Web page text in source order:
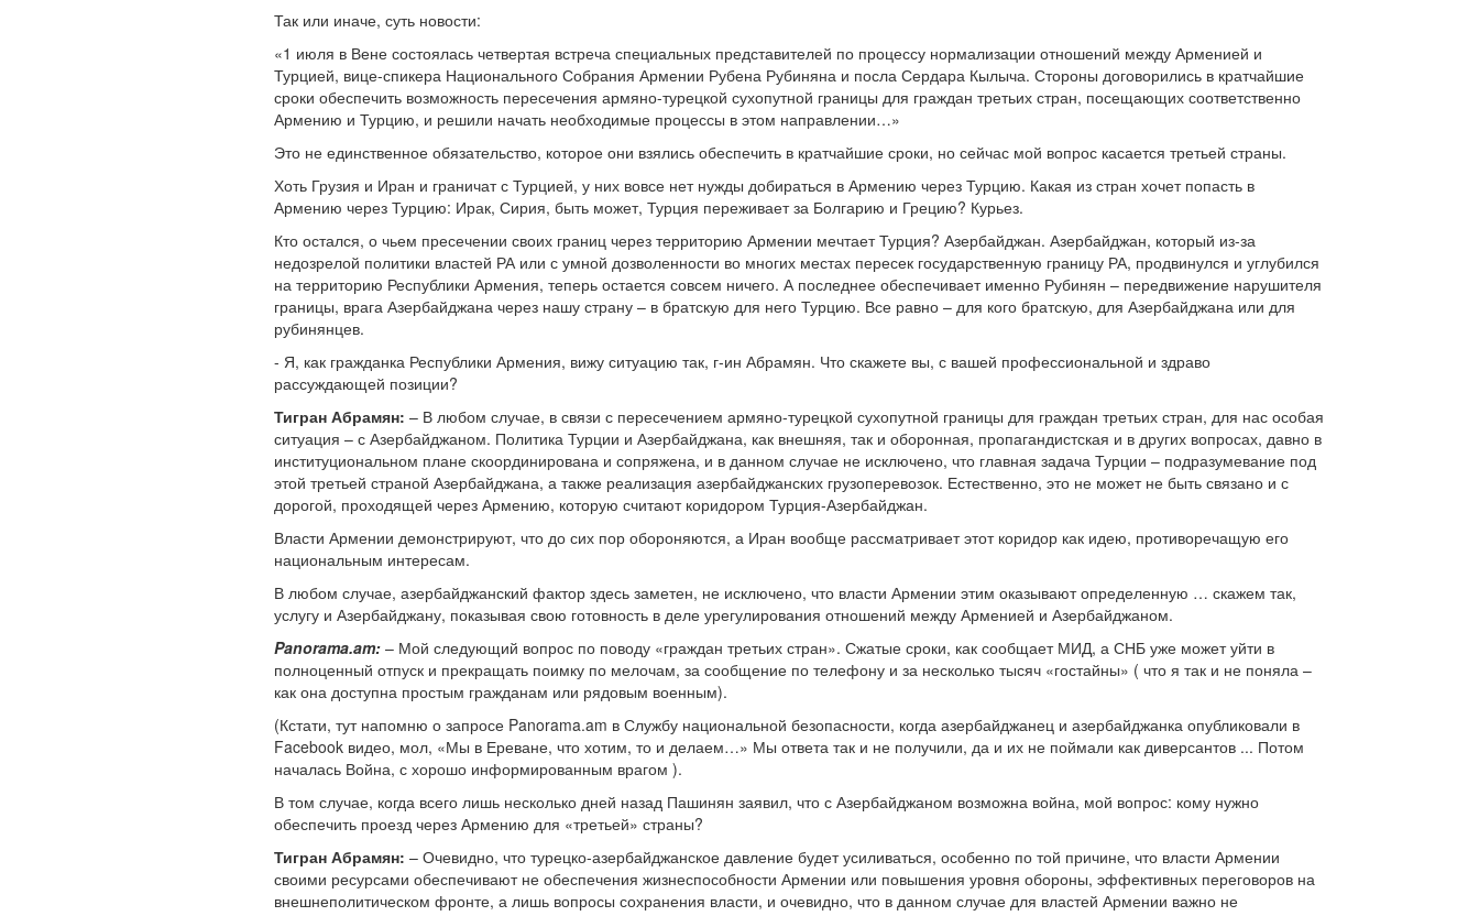
Так или иначе, суть новости:
«1 июля в Вене состоялась четвертая встреча специальных представителей по процессу нормализации отношений между Арменией и
Турцией, вице-спикера Национального Собрания Армении Рубена Рубиняна и посла Сердара Кылыча. Стороны договорились в кратчайшие
сроки обеспечить возможность пересечения армяно-турецкой сухопутной границы для граждан третьих стран, посещающих соответственно
Армению и Турцию, и решили начать необходимые процессы в этом направлении…»
Это не единственное обязательство, которое они взялись обеспечить в кратчайшие сроки, но сейчас мой вопрос касается третьей страны.
Хоть Грузия и Иран и граничат с Турцией, у них вовсе нет нужды добираться в Армению через Турцию. Какая из стран хочет попасть в
Армению через Турцию: Ирак, Сирия, быть может, Турция переживает за Болгарию и Грецию? Курьез.
Кто остался, о чьем пресечении своих границ через территорию Армении мечтает Турция? Азербайджан. Азербайджан, который из-за
недозрелой политики властей РА или с умной дозволенности во многих местах пересек государственную границу РА, продвинулся и углубился
на территорию Республики Армения, теперь остается совсем ничего. А последнее обеспечивает именно Рубинян – передвижение нарушителя
границы, врага Азербайджана через нашу страну – в братскую для него Турцию. Все равно – для кого братскую, для Азербайджана или для
рубинянцев.
- Я, как гражданка Республики Армения, вижу ситуацию так, г-ин Абрамян. Что скажете вы, с вашей профессиональной и здраво
рассуждающей позиции?
Тигран Абрамян: – В любом случае, в связи с пересечением армяно-турецкой сухопутной границы для граждан третьих стран, для нас особая
ситуация – с Азербайджаном. Политика Турции и Азербайджана, как внешняя, так и оборонная, пропагандистская и в других вопросах, давно в
институциональном плане скоординирована и сопряжена, и в данном случае не исключено, что главная задача Турции – подразумевание под
этой третьей страной Азербайджана, а также реализация азербайджанских грузоперевозок. Естественно, это не может не быть связано и с
дорогой, проходящей через Армению, которую считают коридором Турция-Азербайджан.
Власти Армении демонстрируют, что до сих пор обороняются, а Иран вообще рассматривает этот коридор как идею, противоречащую его
национальным интересам.
В любом случае, азербайджанский фактор здесь заметен, не исключено, что власти Армении этим оказывают определенную … скажем так,
услугу и Азербайджану, показывая свою готовность в деле урегулирования отношений между Арменией и Азербайджаном.
Panorama.am: – Мой следующий вопрос по поводу «граждан третьих стран». Сжатые сроки, как сообщает МИД, а СНБ уже может уйти в
полноценный отпуск и прекращать поимку по мелочам, за сообщение по телефону и за несколько тысяч «гостайны» ( что я так и не поняла –
как она доступна простым гражданам или рядовым военным).
(Кстати, тут напомню о запросе Panorama.am в Службу национальной безопасности, когда азербайджанец и азербайджанка опубликовали в
Facebook видео, мол, «Мы в Ереване, что хотим, то и делаем…» Мы ответа так и не получили, да и их не поймали как диверсантов ... Потом
началась Война, с хорошо информированным врагом ).
В том случае, когда всего лишь несколько дней назад Пашинян заявил, что с Азербайджаном возможна война, мой вопрос: кому нужно
обеспечить проезд через Армению для «третьей» страны?
Тигран Абрамян: – Очевидно, что турецко-азербайджанское давление будет усиливаться, особенно по той причине, что власти Армении
своими ресурсами обеспечивают не обеспечения жизнеспособности Армении или повышения уровня обороны, эффективных переговоров на
внешнеполитическом фронте, а лишь вопросы сохранения власти, и очевидно, что в данном случае для властей Армении важно не